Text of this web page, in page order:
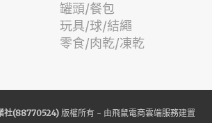
罐頭/餐包
玩具/球/結繩
零食/肉乾/凍乾
社(88770524) 版權所有 - 由飛鼠電商雲端服務建置